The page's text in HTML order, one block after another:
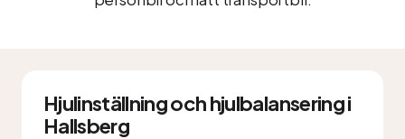
Hjulinställning och hjulbalansering i
Hallsberg